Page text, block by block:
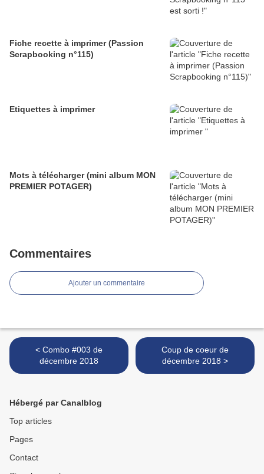
Fiche recette à imprimer (Passion
Scrapbooking n°115)
Etiquettes à imprimer
Mots à télécharger (mini album MON
PREMIER POTAGER)
Commentaires
Ajouter un commentaire
< Combo #003 de
décembre 2018
Coup de coeur de
décembre 2018 >
Hébergé par Canalblog
Top articles
Pages
Contact